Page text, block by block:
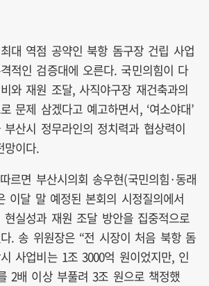
대 역점 공약인 북항 돔구장 건립 사업
적인 검증대에 오른다. 국민의힘이 다
와 재원 조달, 사직야구장 재건축과의
문제 삼겠다고 예고하면서, ‘여소야대’
산시 정무라인의 정치력과 협상력이
망이다.
르면 부산시의회 송우현(국민의힘·동래
이달 말 예정된 본회의 시정질의에서
실성과 재원 조달 방안을 집중적으로
. 송 위원장은 “전 시장이 처음 북항 돔
사업비는 1조 3000억 원이었지만, 인
2배 이상 부풀려 3조 원으로 책정했